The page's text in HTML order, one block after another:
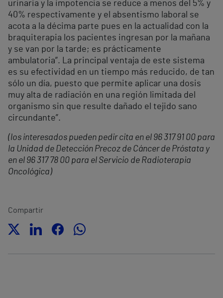
urinaria y la impotencia se reduce a menos del 5% y
40% respectivamente y el absentismo laboral se
acota a la décima parte pues en la actualidad con la
braquiterapia los pacientes ingresan por la mañana
y se van por la tarde; es prácticamente
ambulatoria”. La principal ventaja de este sistema
es su efectividad en un tiempo más reducido, de tan
sólo un día, puesto que permite aplicar una dosis
muy alta de radiación en una región limitada del
organismo sin que resulte dañado el tejido sano
circundante”.
(los interesados pueden pedir cita en el 96 317 91 00 para
la Unidad de Detección Precoz de Cáncer de Próstata y
en el 96 317 78 00 para el Servicio de Radioterapia
Oncológica)
Compartir